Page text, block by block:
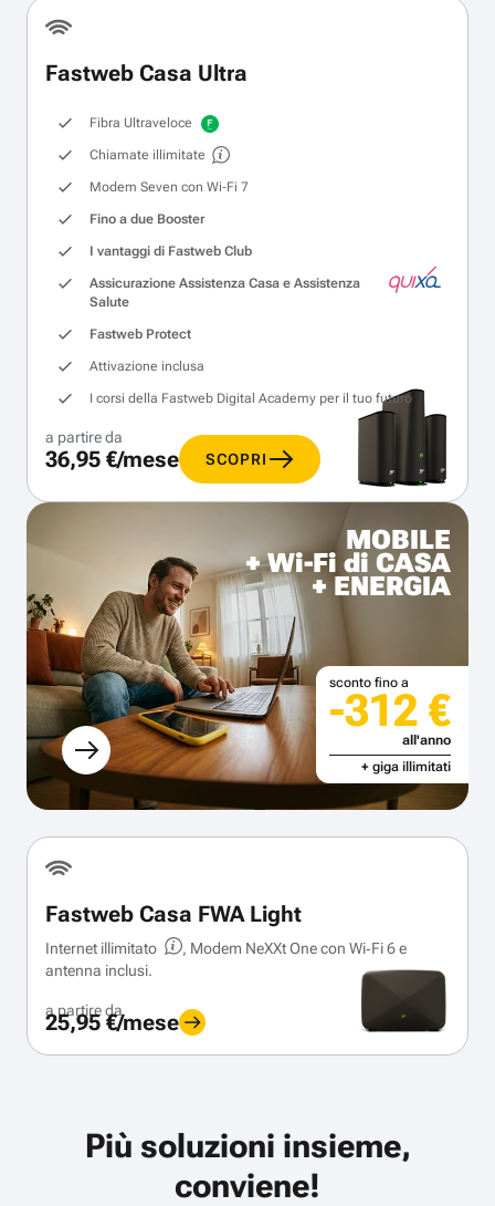
Fastweb Casa Ultra
Fibra Ultraveloce
Chiamate illimitate
Modem Seven con Wi‑Fi 7
Fino a due Booster
I vantaggi di Fastweb Club
Assicurazione Assistenza Casa e Assistenza
Salute
Fastweb Protect
Attivazione inclusa
I corsi della Fastweb Digital Academy per il tuo futuro
a partire da
36,95 €/mese SCOPRI
MOBILE
+ Wi-Fi di CASA
+ ENERGIA
sconto fino a
-312 €
all'anno
+ giga illimitati
Fastweb Casa FWA Light
Internet illimitato
, Modem NeXXt One con Wi‑Fi 6 e
antenna inclusi.
a partire da
25,95 €/mese
Più soluzioni insieme,
conviene!